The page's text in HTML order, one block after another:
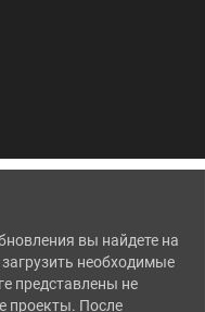
вы найдете на
необходимые
представлены не
проекты. После